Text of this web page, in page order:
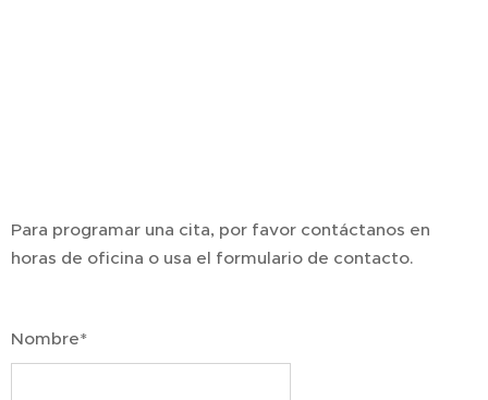
Para programar una cita, por favor contáctanos en
horas de oficina o usa el formulario de contacto.
Nombre*